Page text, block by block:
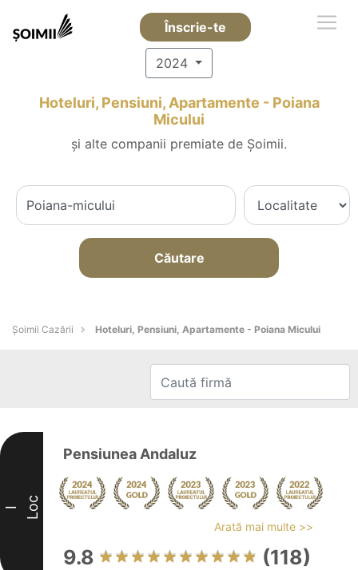
Înscrie-te
2024
Hoteluri, Pensiuni, Apartamente - Poiana
Micului
și alte companii premiate de Șoimii.
Căutare
Șoimii Cazării Hoteluri, Pensiuni, Apartamente - Poiana Micului
I Loc
Pensiunea Andaluz
Arată mai multe >>
9.8 (118)